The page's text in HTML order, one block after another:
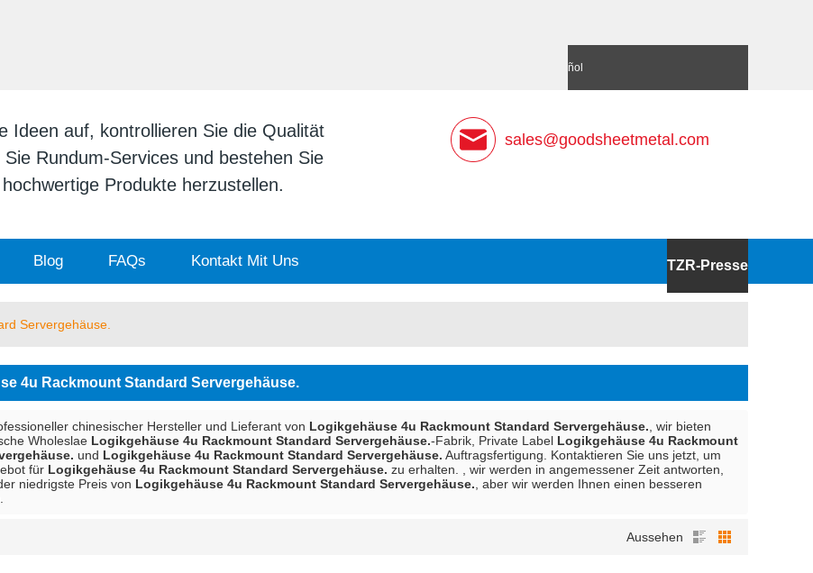
Español
Ideen auf, kontrollieren Sie die Qualität
Rundum-Services und bestehen Sie
Produkte herzustellen.
sales@goodsheetmetal.com
Blog FAQs Kontakt Mit Uns TZR-Presse
Servergehäuse.
4u Rackmount Standard Servergehäuse.
chinesischer Hersteller und Lieferant von Logikgehäuse 4u Rackmount Standard Servergehäuse. , wir bieten
Wholeslae Logikgehäuse 4u Rackmount Standard Servergehäuse.-Fabrik, Private Label Logikgehäuse 4u Rackmount
und Logikgehäuse 4u Rackmount Standard Servergehäuse. Auftragsfertigung. Kontaktieren Sie uns jetzt, um
für Logikgehäuse 4u Rackmount Standard Servergehäuse. zu erhalten. , wir werden in angemessener Zeit antworten,
niedrigste Preis von Logikgehäuse 4u Rackmount Standard Servergehäuse. , aber wir werden Ihnen einen besseren
Aussehen